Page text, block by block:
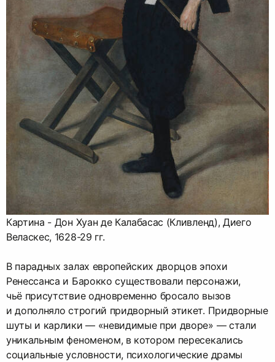
Картина - Дон Хуан де Калабасас (Кливленд), Диего
Веласкес, 1628-29 гг.
В парадных залах европейских дворцов эпохи
Ренессанса и Барокко существовали персонажи,
чьё присутствие одновременно бросало вызов
и дополняло строгий придворный этикет. Придворные
шуты и карлики — «невидимые при дворе» — стали
уникальным феноменом, в котором пересекались
социальные условности, психологические драмы